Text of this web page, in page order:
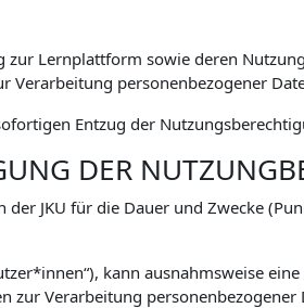
Lernplattform sowie deren
personenbezogener
Entzug der
DER
JKU für die Dauer und Zwecke
kann ausnahmsweise
Verarbeitung personenbezogener